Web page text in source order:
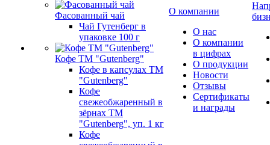
Фасованный чай
Чай Гутенберг в
упаковке 100 г
Кофе ТМ "Gutenberg"
Кофе в капсулах ТМ
"Gutenberg"
Кофе
свежеобжаренный в
зёрнах ТМ
"Gutenberg", уп. 1 кг
Кофе
О компании
О нас
О компании
в цифрах
О продукции
Новости
Отзывы
Сертификаты
и награды